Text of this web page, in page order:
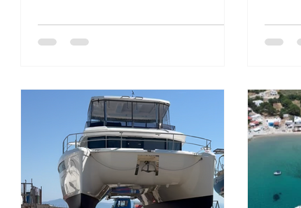
Grécia!